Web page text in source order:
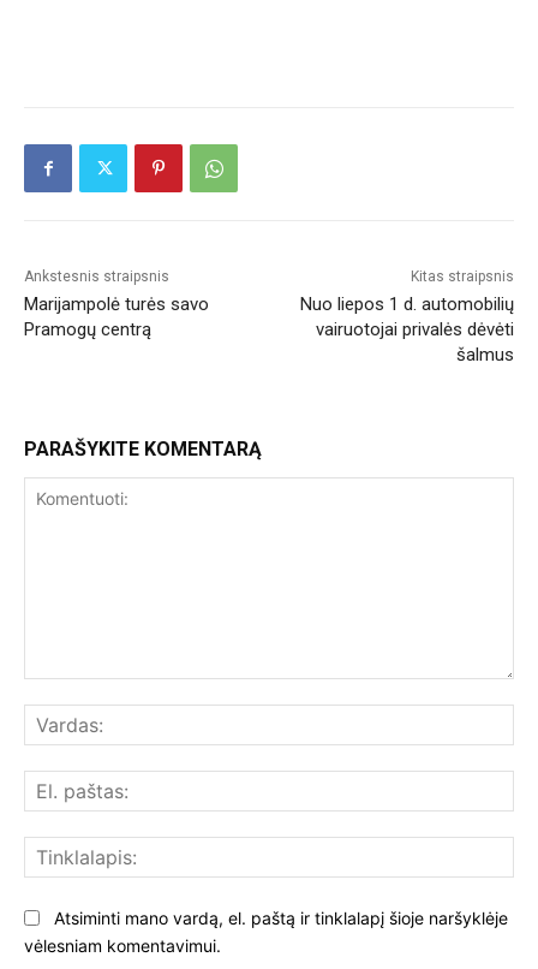
Ankstesnis straipsnis
Marijampolė turės savo
Pramogų centrą
Kitas straipsnis
Nuo liepos 1 d. automobilių
vairuotojai privalės dėvėti
šalmus
PARAŠYKITE KOMENTARĄ
Atsiminti mano vardą, el. paštą ir tinklalapį šioje naršyklėje
vėlesniam komentavimui.